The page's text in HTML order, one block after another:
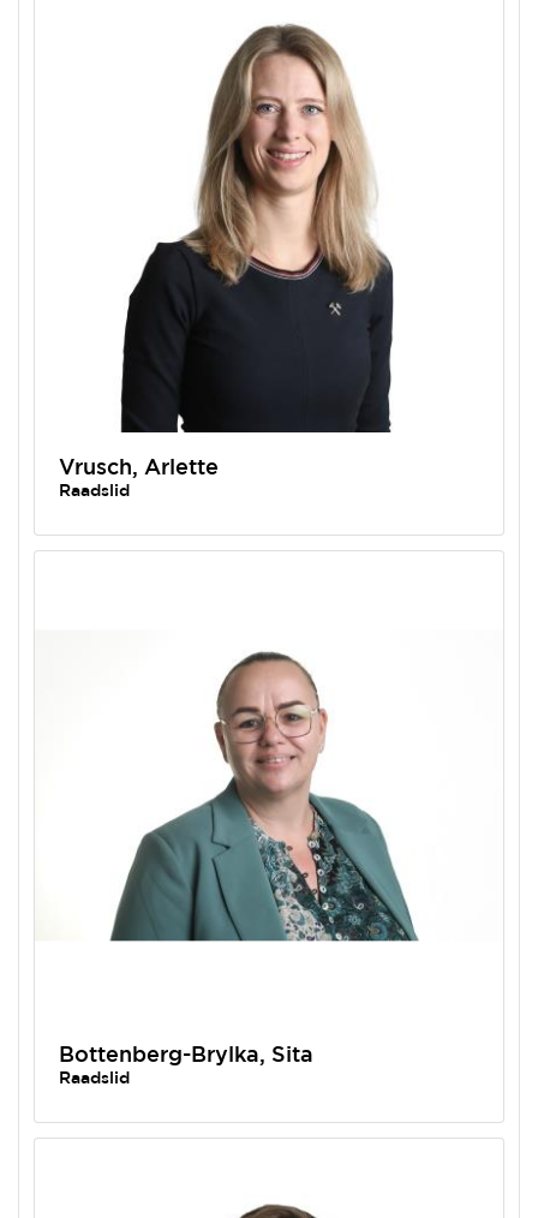
Vrusch, Arlette
Raadslid
Bottenberg-Brylka, Sita
Raadslid